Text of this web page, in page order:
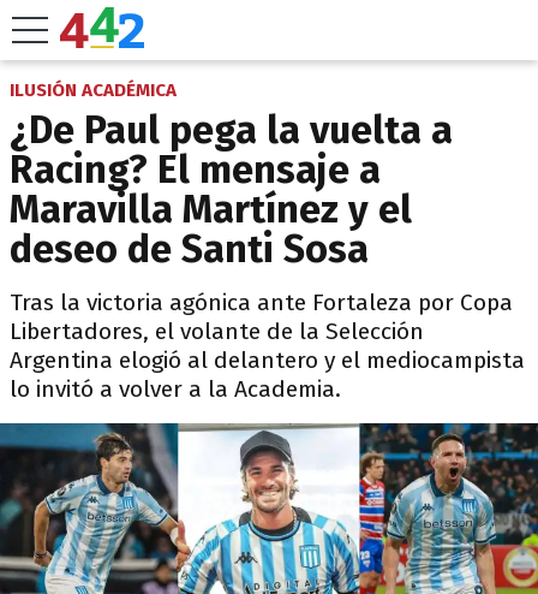
ILUSIÓN ACADÉMICA
¿De Paul pega la vuelta a
Racing? El mensaje a
Maravilla Martínez y el
deseo de Santi Sosa
Tras la victoria agónica ante Fortaleza por Copa
Libertadores, el volante de la Selección
Argentina elogió al delantero y el mediocampista
lo invitó a volver a la Academia.